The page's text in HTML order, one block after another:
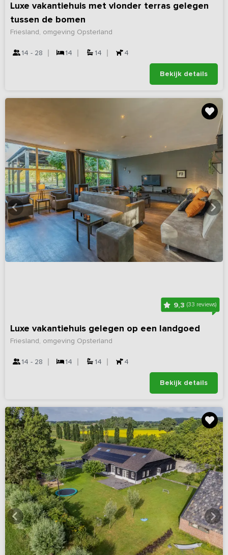
Luxe vakantiehuis met vlonder terras gelegen
tussen de bomen
Friesland, omgeving Opsterland
14 - 28 14 14 4
Bekijk details
9,3 (33 reviews)
Luxe vakantiehuis gelegen op een landgoed
Friesland, omgeving Opsterland
14 - 28 14 14 4
Bekijk details